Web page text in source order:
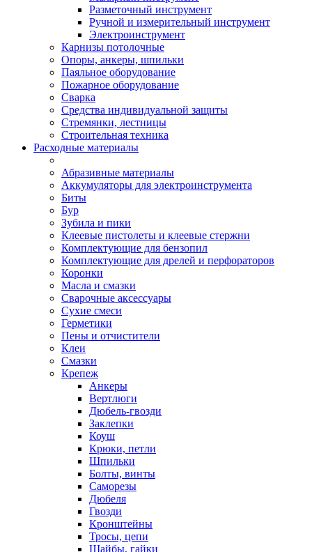
Разметочный инструмент
Ручной и измерительный инструмент
Электроинструмент
Карнизы потолочные
Опоры, анкеры, шпильки
Паяльное оборудование
Пожарное оборудование
Сварка
Средства индивидуальной защиты
Стремянки, лестницы
Строительная техника
Расходные материалы
Абразивные материалы
Аккумуляторы для электроинструмента
Биты
Бур
Зубила и пики
Клеевые пистолеты и клеевые стержни
Комплектующие для бензопил
Комплектующие для дрелей и перфораторов
Коронки
Масла и смазки
Сварочные аксессуары
Сухие смеси
Герметики
Пены и отчистители
Клеи
Смазки
Крепеж
Анкеры
Вертлюги
Дюбель-гвозди
Заклепки
Коуш
Крюки, петли
Шпильки
Болты, винты
Саморезы
Дюбеля
Гвозди
Кронштейны
Тросы, цепи
Шайбы, гайки